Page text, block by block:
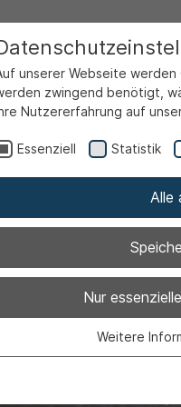
in
unserer Webseite
zwingend benötigt,
Nutzererfahrung auf
Essenziell Statistik
Alle
Nur
Essenzielle Cookies
Weitere